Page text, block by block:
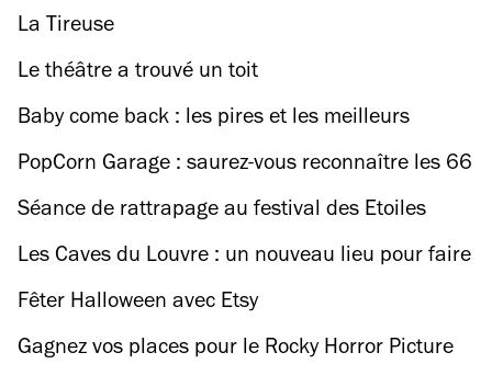
par l'association Emmaüs Coup de Main
La Tireuse
Le théâtre a trouvé un toit
Baby come back : les pires et les meilleurs
retours dans la musique
PopCorn Garage : saurez-vous reconnaître les 66
films culte ?
Séance de rattrapage au festival des Etoiles
Les Caves du Louvre : un nouveau lieu pour faire
soi-même son vin
Fêter Halloween avec Etsy
Gagnez vos places pour le Rocky Horror Picture